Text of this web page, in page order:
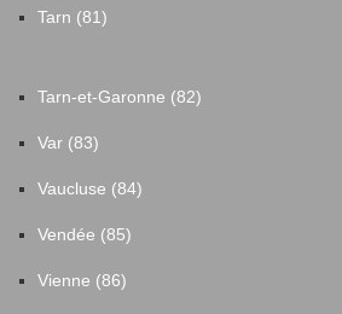
Tarn (81)
Tarn-et-Garonne (82)
Var (83)
Vaucluse (84)
Vendée (85)
Vienne (86)